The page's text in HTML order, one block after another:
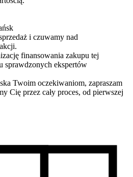
i czuwamy nad
finansowania zakupu tej
sprawdzonych ekspertów
Twoim oczekiwaniom, zapraszam
Cię przez cały proces, od pierwszej